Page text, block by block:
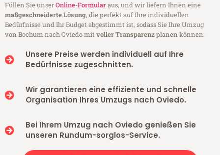
Füllen Sie unserOnline-Formularaus, und wir liefern Ihnen eine
maßgeschneiderte Lösung, die perfekt auf Ihre individuellen
Bedürfnisse und Ihr Budget abgestimmt ist, sodass Sie Ihre Umzug
von Bochum nach Oviedo mitvoller Transparenzplanen können.
Unsere Preise werden individuell auf Ihre
Bedürfnisse zugeschnitten.
Wir garantieren eine effiziente und schnelle
Organisation Ihres Umzugs nach Oviedo.
Bei Ihrem Umzug nach Oviedo genießen Sie
unseren Rundum-sorglos-Service.